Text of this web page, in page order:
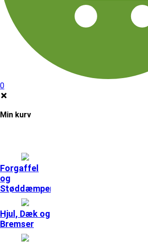
0
Min kurv
Forgaffel
og
Støddæmpere
Hjul, Dæk og
Bremser